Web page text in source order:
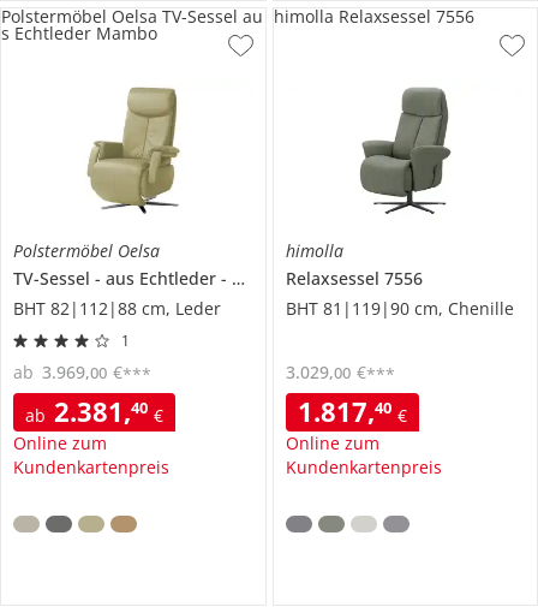
Polstermöbel Oelsa
TV-Sessel
aus Echtleder
Mambo
BHT 82|112|88 cm, Leder
1
ab 2.381,40 €
Online zum
Kundenkartenpreis
ab 3.969,00 €***
Polstermöbel Oelsa TV-Sessel au
s Echtleder Mambo
himolla
Relaxsessel 7556
BHT 81|119|90 cm, Chenille
1.817,40 €
Online zum
Kundenkartenpreis
3.029,00 €***
himolla Relaxsessel 7556